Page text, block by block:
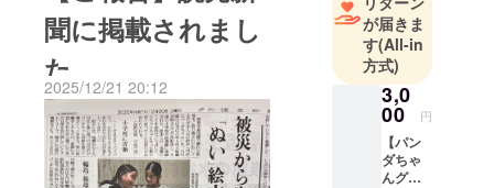
ました絵本は、各小学校の
図書室に大切に置き、子ど
もたちがいつでも優しいパ
ンダちゃんに会えるように
しております。子どもらし
い素直な言葉と、色鮮やか
いただきました。PEPPER
Likesは、日本で生まれた新
しい商品やサービス、社会
的な取り組みを、国内外の
読者に向けて紹介するWEB
聞に掲載されまし
た
2025/12/21 20:12
す。
この絵本
が、能登の
ことを思う
きっかけに
なることを
願っていま
が届きま
す(All-in
方式)
3,0
00 円
【パン
ダちゃ
んグッ